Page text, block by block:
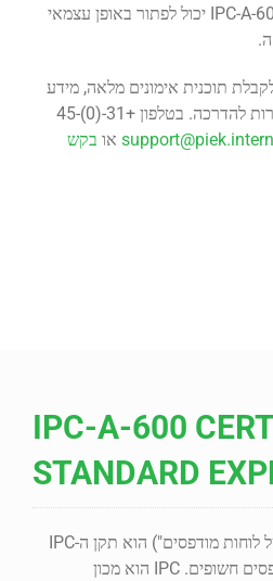
(לפחות יום אחד). ה- IPC-A-600 CIS יכול לפתור באופן עצמאי
תוכנית אימונים מלאה, מידע
נוסף או בעיות אחרות הקשורות להדרכה. בטלפון +31-(0)45-
או בקש
IPC-A-600
STANDARD
ה- IPC-A-600 ("הקבילות של לוחות מודפסים") הוא תקן ה-IPC
שלפיו מוערכים מעגלים מודפסים חשופים. IPC הוא מכון